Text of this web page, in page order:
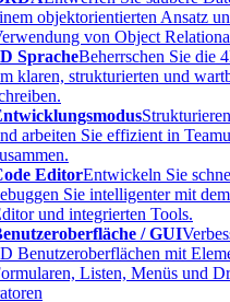
objektorientierten Ansatz
von Object
SpracheBeherrschen Sie die
klaren, strukturierten und
arbeiten Sie effizient in
EditorEntwickeln Sie
Sie intelligenter mit
und integrierten Tools.
/ GUI
Benutzeroberflächen mit
Listen, Menüs und